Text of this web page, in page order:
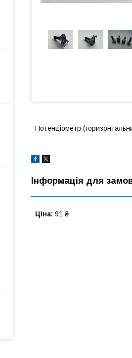
Потенціометр
Інформація для
Ціна: 91 ₴